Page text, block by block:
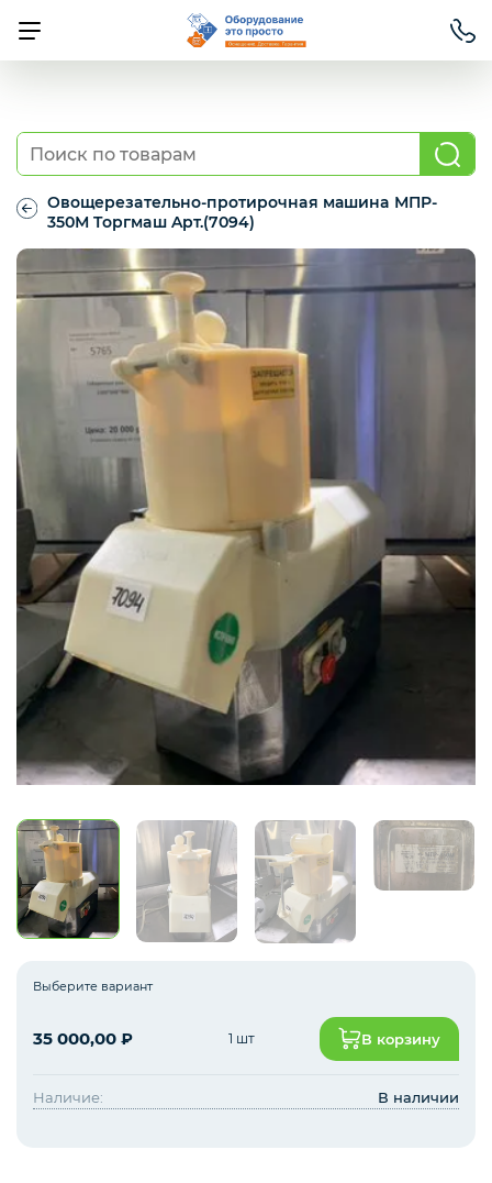
ВОДОПОДГОТОВКА
КЛИМАТИЧЕСКОЕ ОБОРУДОВАНИЕ
ЛИНИЯ РАЗДАЧИ
НЕЙТРАЛЬНОЕ ОБОРУДОВАНИЕ
ПОСУДА И ИНВЕНТАРЬ
ПОСУДОМОЕЧНОЕ ОБОРУДОВАНИЕ
ПРИКАССОВАЯ ЗОНА
ТЕПЛОВОЕ ОБОРУДОВАНИЕ
УПАКОВОЧНОЕ
ХОЛОДИЛЬНОЕ ОБОРУДОВАНИЕ
Oвoщeрeзaтeльно-протирочнaя машинa МПP-
350М Tоргмaш Aрт.(7094)
Oвoщeрeзaтeльно-
протирочнaя
машинa
Выберите вариант
35 000,00 ₽ 1 шт В корзину
Наличие: В наличии